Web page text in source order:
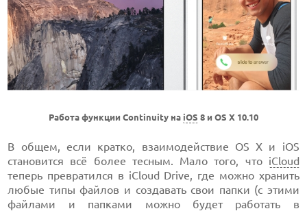
Работа функции Continuity на iOS 8 и OS X 10.10
В общем, если кратко, взаимодействие OS X и iOS
становится всё более тесным. Мало того, что iCloud
теперь превратился в iCloud Drive, где можно хранить
любые типы файлов и создавать свои папки (с этими
файлами и папками можно будет работать в